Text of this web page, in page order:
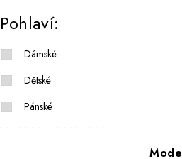
Pohlaví:
Dámské
Dětské
Pánské